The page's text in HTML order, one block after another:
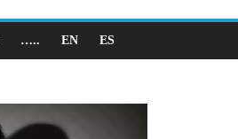
….. EN ES